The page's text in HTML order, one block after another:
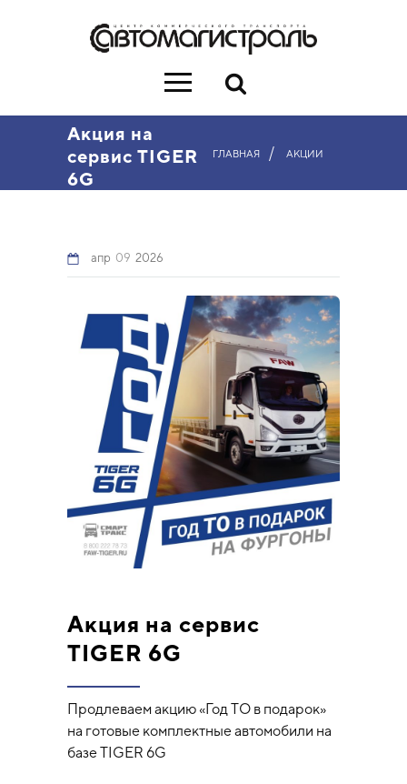
Акция на
сервис TIGER
6G
ГЛАВНАЯ / АКЦИИ
апр 09 2026
Акция на сервис
TIGER 6G
Продлеваем акцию «Год ТО в подарок»
на готовые комплектные автомобили на
базе TIGER 6G